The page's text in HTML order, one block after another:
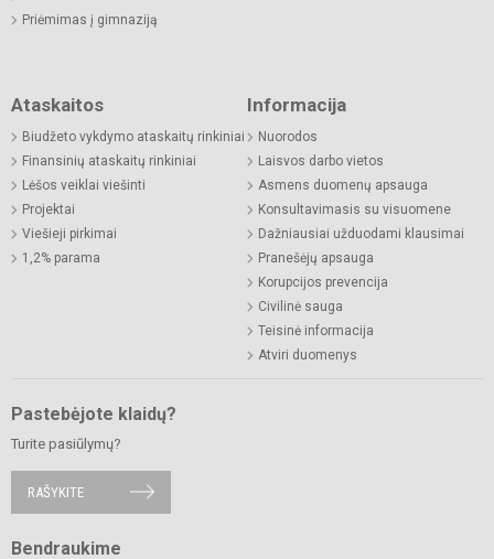
Priėmimas į gimnaziją
Ataskaitos
Biudžeto vykdymo ataskaitų rinkiniai
Finansinių ataskaitų rinkiniai
Lėšos veiklai viešinti
Projektai
Viešieji pirkimai
1,2% parama
Informacija
Nuorodos
Laisvos darbo vietos
Asmens duomenų apsauga
Konsultavimasis su visuomene
Dažniausiai užduodami klausimai
Pranešėjų apsauga
Korupcijos prevencija
Civilinė sauga
Teisinė informacija
Atviri duomenys
Pastebėjote klaidų?
Turite pasiūlymų?
RAŠYKITE
Bendraukime